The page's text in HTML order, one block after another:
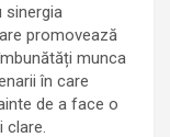
sinergia
promovează
munca
în care
de a face o
clare.